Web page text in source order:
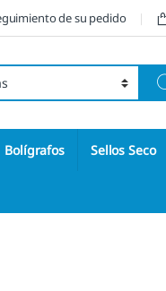
de su pedido
Bolígrafos Sellos Seco